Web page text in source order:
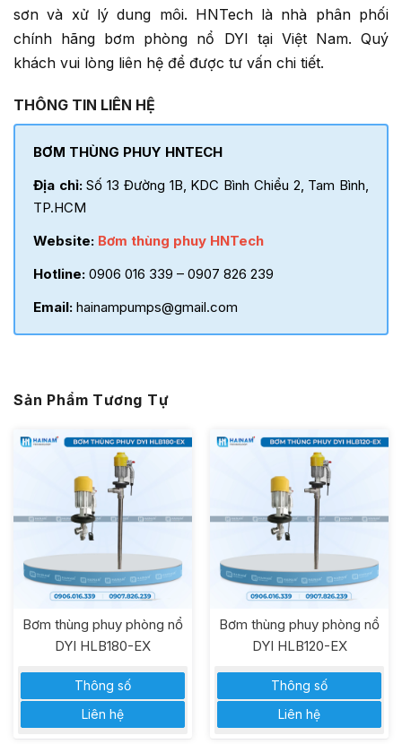
sơn và xử lý dung môi. HNTech là nhà phân phối
chính hãng bơm phòng nổ DYI tại Việt Nam. Quý
khách vui lòng liên hệ để được tư vấn chi tiết.
THÔNG TIN LIÊN HỆ
BƠM THÙNG PHUY HNTECH
Địa chỉ:Số 13 Đường 1B, KDC Bình Chiểu 2, Tam Bình,
TP.HCM
Website: Bơm thùng phuy HNTech
Hotline: 0906 016 339 – 0907 826 239
Email: hainampumps@gmail.com
Sản Phẩm Tương Tự
Bơm thùng phuy phòng nổ
DYI HLB180-EX
Thông số
Liên hệ
Bơm thùng phuy phòng nổ
DYI HLB120-EX
Thông số
Liên hệ